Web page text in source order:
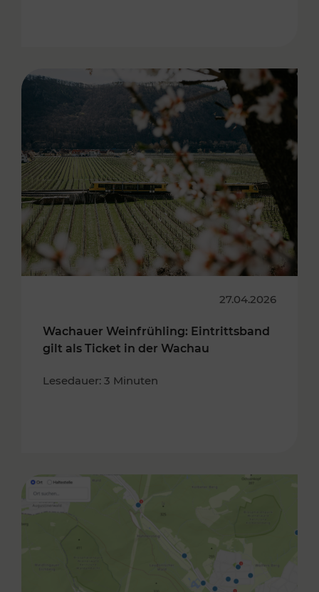
27.04.2026
Wachauer Weinfrühling: Eintrittsband
gilt als Ticket in der Wachau
Lesedauer: 3 Minuten